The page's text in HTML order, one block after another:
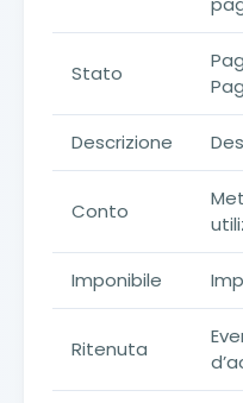
Stato
Descrizione
Conto
Imponibile
Ritenuta